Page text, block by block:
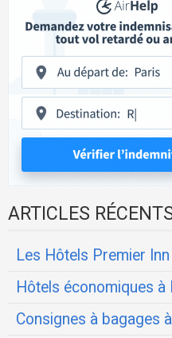
ARTICLES
Les Hôtels Premier Inn
Hôtels économiques à
Consignes à bagages